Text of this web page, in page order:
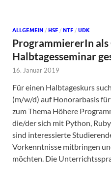
ALLGEMEIN / HSF / NTF / UDK
ProgrammiererIn
Halbtagesseminar
16. Januar 2019
Für einen Halbtageskurs
(m/w/d) auf Honorarbasis
zum Thema Höhere
die/der sich mit Python,
sind interessierte
Vorkenntnisse mitbringen
möchten. Die